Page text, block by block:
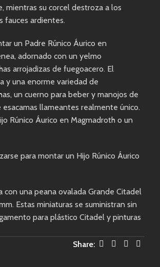
mientras su corcel destroza a los
fauces ardientes.
un Padre Rúnico Áurico en
adornado con un yelmo
arrojadizas de fuegoacero. El
y una enorme variedad de
un cuerno para beber y manojos de
llameantes realmente único.
Rúnico Áurico en Magmadroth o un
para montar un Hijo Rúnico Áurico
una peana ovalada Grande Citadel
Estas miniaturas se suministran sin
para plástico Citadel y pinturas
Share: